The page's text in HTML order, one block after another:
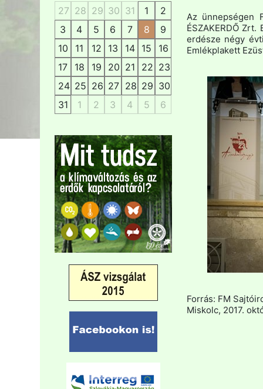
27 28 29 30 31 1
2
3
4 5 6 7 8
9
10
11 12 13 14 15
16
17
18 19 20 21 22 23
24 25 26 27 28 29 30
31
1 2 3 4 5 6
Az ünnepségen
ÉSZAKERDŐ
erdésze négy
Emlékplakett
Forrás: FM
Miskolc, 2017.